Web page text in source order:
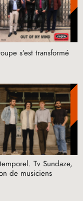
s’est transformé
Tv Sundaze,
de musiciens